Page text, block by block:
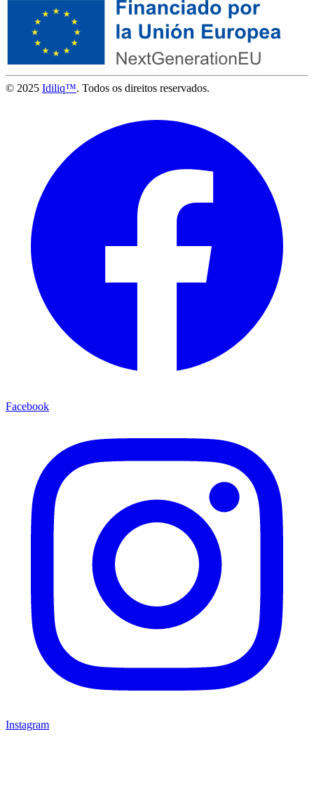
© 2025 Idiliq™. Todos os direitos reservados.
Facebook
Instagram